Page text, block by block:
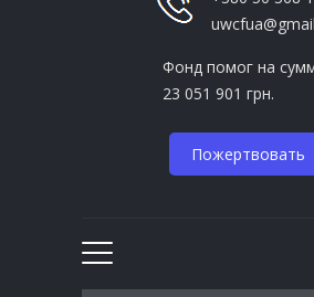
Фонд помог на
23 051 901 грн.
Пожертвовать